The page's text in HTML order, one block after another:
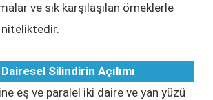
ve sık karşılaşılan örneklerle
Silindirin Açılımı
eş ve paralel iki daire ve yan yüzü